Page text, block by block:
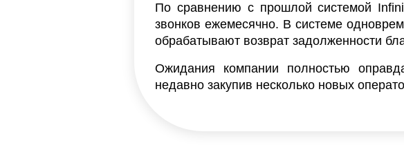
По сравнению с прошлой системой
звонков ежемесячно. В системе
обрабатывают возврат задолженности
Ожидания компании полностью
недавно закупив несколько новых